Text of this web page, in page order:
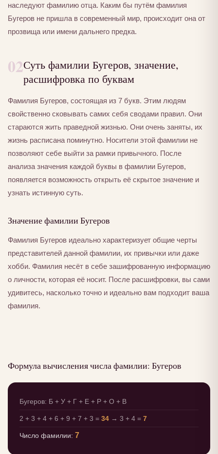
наследуют фамилию отца. Каким бы путём фамилия
Бугеров не пришла в современный мир, происходит она от
прозвища или имени дальнего предка.
02Суть фамилии Бугеров, значение,
расшифровка по буквам
Фамилия Бугеров, состоящая из 7 букв. Этим людям
свойственно сковывать самих себя сводами правил. Они
стараются жить праведной жизнью. Они очень заняты, их
жизнь расписана поминутно. Носители этой фамилии не
позволяют себе выйти за рамки привычного. После
анализа значения каждой буквы в фамилии Бугеров,
появляется возможность открыть её скрытое значение и
узнать истинную суть.
Значение фамилии Бугеров
Фамилия Бугеров идеально характеризует общие черты
представителей данной фамилии, их привычки или даже
хобби. Фамилия несёт в себе зашифрованную информацию
о личности, которая её носит. После расшифровки, вы сами
удивитесь, насколько точно и идеально вам подходит ваша
фамилия.
Формула вычисления числа фамилии: Бугеров
Бугеров: Б + У + Г + Е + Р + О + В
2 + 3 + 4 + 6 + 9 + 7 + 3 = 34 → 3 + 4 = 7
Число фамилии: 7